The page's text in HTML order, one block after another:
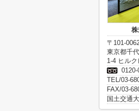
〒101-
東京都千
1-4 ヒル
0120-
TEL/03-
FAX/03-
国土交通